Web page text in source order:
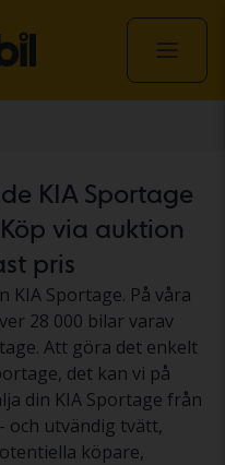
KIA Sportage
via auktion
pris
KIA Sportage. På våra
28 000 bilar varav
Att göra det enkelt
det kan vi på
din KIA Sportage från
och utvändig tvätt,
köpare,